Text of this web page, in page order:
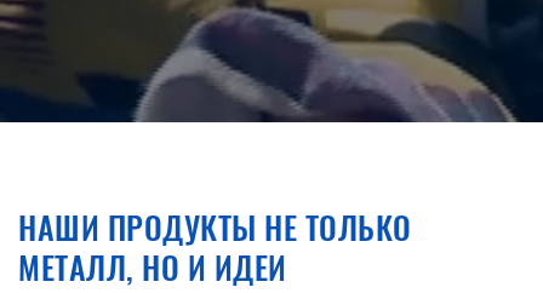
НАШИ ПРОДУКТЫ НЕ ТОЛЬКО
МЕТАЛЛ, НО И ИДЕИ